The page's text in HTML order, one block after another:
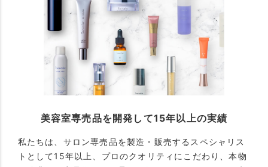
美容室専売品を開発して15年以上の実績
私たちは、サロン専売品を製造・販売するスペシャリス
トとして15年以上、プロのクオリティにこだわり、本物